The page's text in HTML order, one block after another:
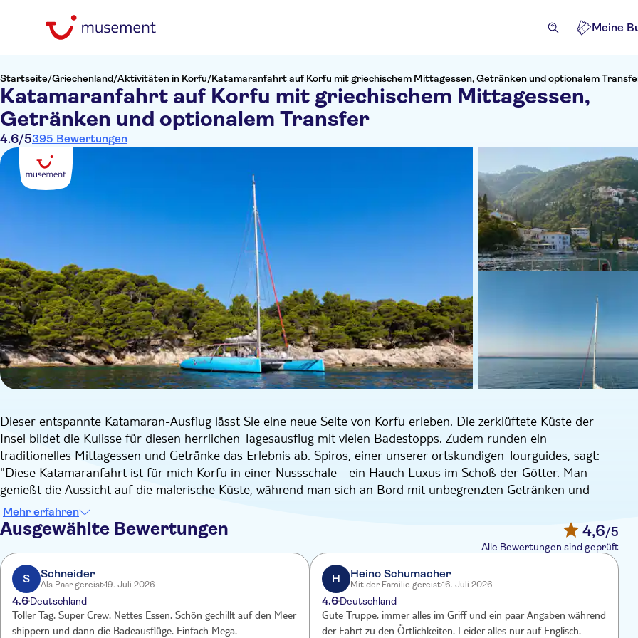
Meine
Startseite/Griechenland/Aktivitäten in Korfu/Katamaranfahrt auf Korfu mit griechischem Mittagessen, Getränken und optionalem
Katamaranfahrt auf Korfu mit griechischem Mittagessen,
Getränken und optionalem Transfer
4.6/5395 Bewertungen
Dieser entspannte Katamaran-Ausflug lässt Sie eine neue Seite von Korfu erleben. Die zerklüftete Küste der
Insel bildet die Kulisse für diesen herrlichen Tagesausflug mit vielen Badestopps. Zudem runden ein
traditionelles Mittagessen und Getränke das Erlebnis ab. Spiros, einer unserer ortskundigen Tourguides, sagt:
"Diese Katamaranfahrt ist für mich Korfu in einer Nussschale - ein Hauch Luxus im Schoß der Götter. Man
genießt die Aussicht auf die malerische Küste, während man sich an Bord mit unbegrenzten Getränken und
einem typisch griechischen Mittagessen verwöhnen lässt."
Sie werden abgeholt und zum Hafen gebracht, um an Bord Ihres Katamarans zu gehen - und von nun an
können Sie sich ganz der Entspannung widmen. Genießen Sie die Sonne und die idyllische Landschaft mit ihren
steilen Klippen, abgelegenen Stränden und kleinen Fischgründen inmitten von wacholdergrüner Vegetation - das
ist schon ein toller Anblick. Spiros fügt hinzu: "Dieser Katamaran ist ein echter Hingucker, mit einem
Trampolinnetz zum Liegen. Es ist wie in einer Hängematte - nur über dem Wasser. Ich liebe es."
Auf dem Weg dorthin sehen Sie einige berühmte Wahrzeichen aus der Erfolgsserie "The Durrells" sowie das
Haus des echten Laurence Durrell aus den 1930er Jahren. Zudem können Sie an mindestens vier Ankerplätzen
Mehr erfahren
Ausgewählte Bewertungen 4,6/5
Alle Bewertungen sind geprüft
S Schneider
Als Paar gereist19. Juli 2026
4.6Deutschland
Toller Tag. Super Crew. Nettes Essen. Schön gechillt auf den Meer
shippern und dann die Badeausflüge. Einfach Mega.
H Heino Schumacher
Mit der Familie gereist16. Juli 2026
4.6Deutschland
Gute Truppe, immer alles im Griff und ein paar Angaben während
der Fahrt zu den Örtlichkeiten. Leider alles nur auf Englisch.